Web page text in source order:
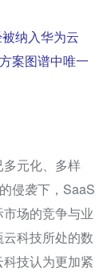
纳入华为云
案图谱中唯一
元化、多样
侵袭下，SaaS
场的竞争与业
科技所处的数
技认为更加紧